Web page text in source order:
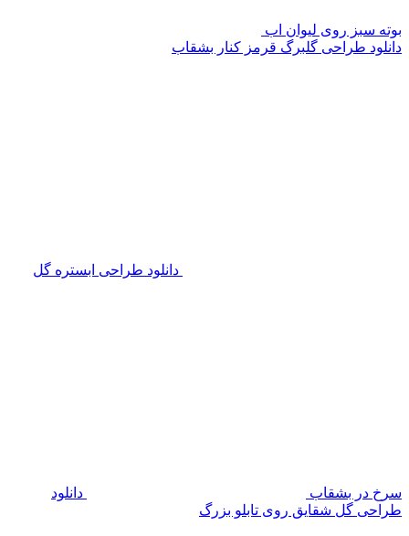
بوته سبز روی لیوان اب
دانلود طراحی گلبرگ قرمز کنار بشقاب
دانلود طراحی ابستره گل
سرخ در بشقاب
دانلود
طراحی گل شقایق روی تابلو بزرگ